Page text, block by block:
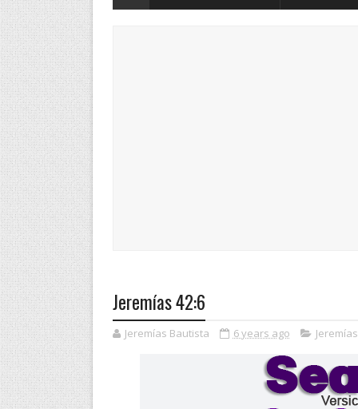
Jeremías 42:6
Jeremías Bautista 6 years ago Jeremías